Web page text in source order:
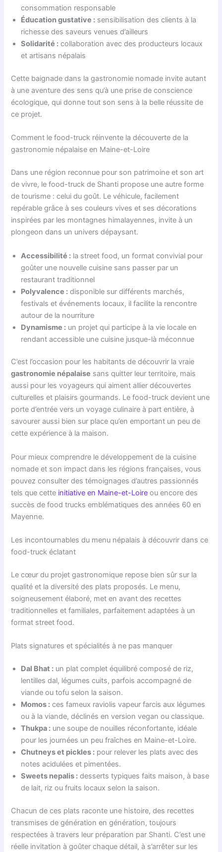
consommation responsable
Éducation gustative : sensibilisation des clients à la
richesse des saveurs venues d’ailleurs
Solidarité : collaboration avec des producteurs locaux
et artisans népalais
Cette baignade dans la gastronomie nomade invite autant
à une aventure des sens qu’à une prise de conscience
écologique, qui donne tout son sens à la belle réussite de
ce projet.
Comment le food-truck réinvente la découverte de la
gastronomie népalaise en Maine-et-Loire
Dans une région reconnue pour son patrimoine et son art
de vivre, le food-truck de Shanti propose une autre forme
de tourisme : celui du goût. Le véhicule, facilement
repérable grâce à ses couleurs vives et ses décorations
inspirées par les montagnes himalayennes, invite à un
plongeon dans un univers dépaysant.
Accessibilité : la street food, un format convivial pour
goûter une nouvelle cuisine sans passer par un
restaurant traditionnel
Polyvalence : disponible sur différents marchés,
festivals et événements locaux, il facilite la rencontre
autour de la nourriture
Dynamisme : un projet qui participe à la vie locale en
rendant accessible une cuisine jusque-là méconnue
C’est l’occasion pour les habitants de découvrir la vraie
gastronomie népalaise sans quitter leur territoire, mais
aussi pour les voyageurs qui aiment allier découvertes
culturelles et plaisirs gourmands. Le food-truck devient une
porte d’entrée vers un voyage culinaire à part entière, à
savourer aussi bien sur place qu’en emportant un peu de
cette expérience à la maison.
Pour mieux comprendre le développement de la cuisine
nomade et son impact dans les régions françaises, vous
pouvez consulter des témoignages d’autres passionnés
tels que cette initiative en Maine-et-Loire ou encore des
succès de food trucks emblématiques des années 60 en
Mayenne.
Les incontournables du menu népalais à découvrir dans ce
food-truck éclatant
Le cœur du projet gastronomique repose bien sûr sur la
qualité et la diversité des plats proposés. Le menu,
soigneusement élaboré, met en avant des recettes
traditionnelles et familiales, parfaitement adaptées à un
format street food.
Plats signatures et spécialités à ne pas manquer
Dal Bhat : un plat complet équilibré composé de riz,
lentilles dal, légumes cuits, parfois accompagné de
viande ou tofu selon la saison.
Momos : ces fameux raviolis vapeur farcis aux légumes
ou à la viande, déclinés en version vegan ou classique.
Thukpa : une soupe de nouilles réconfortante, idéale
pour les journées un peu fraîches en Maine-et-Loire.
Chutneys et pickles : pour relever les plats avec des
notes acidulées et pimentées.
Sweets nepalis : desserts typiques faits maison, à base
de lait, riz ou fruits locaux selon la saison.
Chacun de ces plats raconte une histoire, des recettes
transmises de génération en génération, toujours
respectées à travers leur préparation par Shanti. C’est une
réelle invitation à goûter chaque détail, à s’arrêter sur les